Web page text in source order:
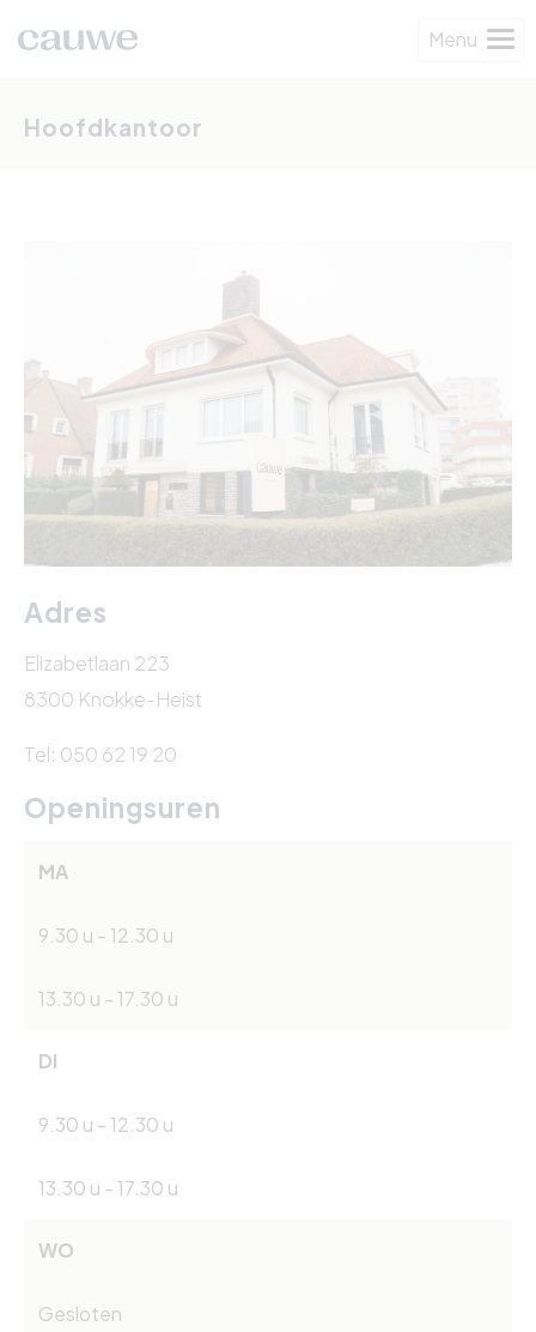
Menu
Hoofdkantoor
Adres
Elizabetlaan 223
8300 Knokke-Heist
Tel: 050 62 19 20
Openingsuren
MA
9.30 u - 12.30 u
13.30 u - 17.30 u
DI
9.30 u - 12.30 u
13.30 u - 17.30 u
WO
Gesloten